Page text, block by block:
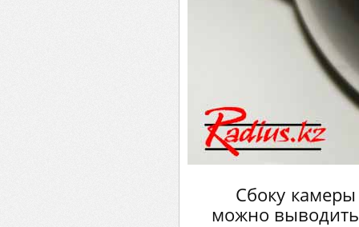
Сбоку камеры
можно